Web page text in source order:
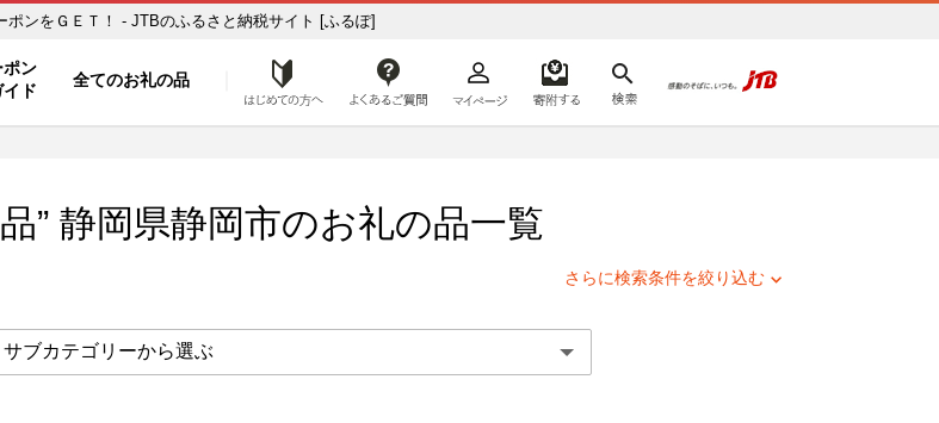
さと納税の返礼品で旅行クーポンをＧＥＴ！ - JTBのふるさと納税サイト [ふるぽ]
ポン
ド
全てのお礼の品 はじめての方へ
” 静岡県静岡市のお礼の品一覧
さらに検索条件を絞り込む